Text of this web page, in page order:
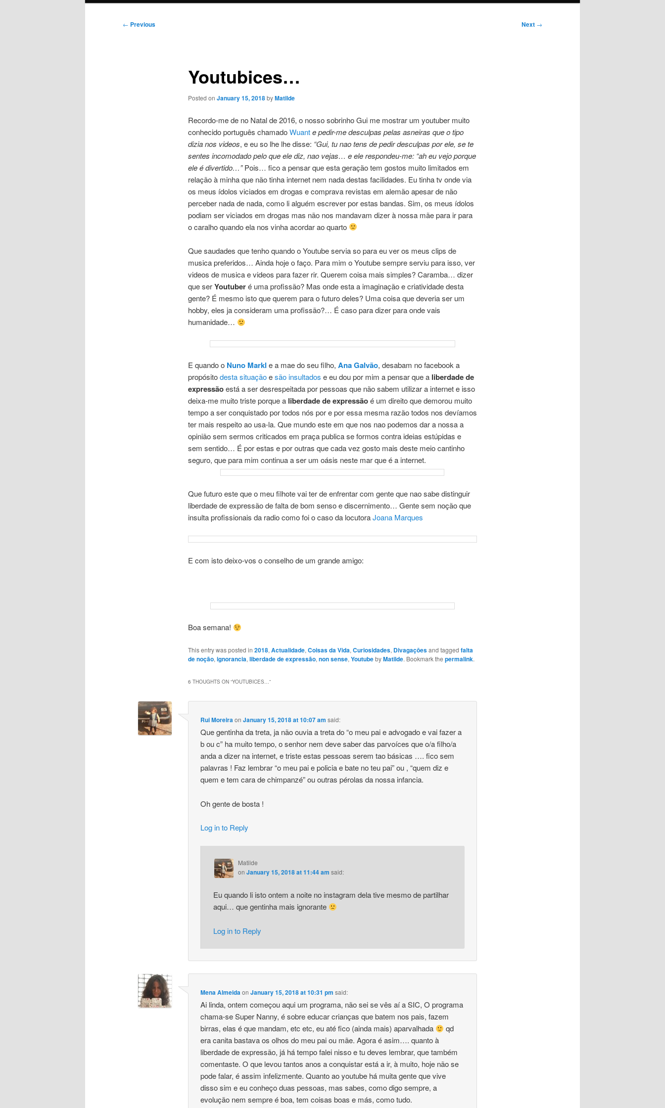
Post
← Previous Next →
Youtubices…
Posted on January 15, 2018byMatilde
Recordo-me de no Natal de 2016, o nosso sobrinho Gui me mostrar um youtuber muito
conhecido português chamadoWuante pedir-me desculpas pelas asneiras que o tipo
dizia nos videos, e eu so lhe lhe disse: “Gui, tu nao tens de pedir desculpas por ele, se te
sentes incomodado pelo que ele diz, nao vejas… e ele respondeu-me: “ah eu vejo porque
ele é divertido…”Pois… fico a pensar que esta geração tem gostos muito limitados em
relação à minha que não tinha internet nem nada destas facilidades. Eu tinha tv onde via
os meus ídolos viciados em drogas e comprava revistas em alemão apesar de não
perceber nada de nada, como li alguém escrever por estas bandas. Sim, os meus ídolos
podiam ser viciados em drogas mas não nos mandavam dizer à nossa mãe para ir para
o caralho quando ela nos vinha acordar ao quarto
Que saudades que tenho quando o Youtube servia so para eu ver os meus clips de
musica preferidos… Ainda hoje o faço. Para mim o Youtube sempre serviu para isso, ver
videos de musica e videos para fazer rir. Querem coisa mais simples? Caramba… dizer
que serYoutuberé uma profissão? Mas onde esta a imaginação e criatividade desta
gente? É mesmo isto que querem para o futuro deles? Uma coisa que deveria ser um
hobby, eles ja consideram uma profissão?… É caso para dizer para onde vais
humanidade…
E quando o Nuno Markl e a mae do seu filho, Ana Galvão, desabam no facebook a
propósitodesta situaçãoesão insultados e eu dou por mim a pensar que aliberdade de
expressãoestá a ser desrespeitada por pessoas que não sabem utilizar a internet e isso
deixa-me muito triste porque a liberdade de expressãoé um direito que demorou muito
tempo a ser conquistado por todos nós por e por essa mesma razão todos nos devíamos
ter mais respeito ao usa-la. Que mundo este em que nos nao podemos dar a nossa a
opinião sem sermos criticados em praça publica se formos contra ideias estúpidas e
sem sentido… É por estas e por outras que cada vez gosto mais deste meio cantinho
seguro, que para mim continua a ser um oásis neste mar que é a internet.
Que futuro este que o meu filhote vai ter de enfrentar com gente que nao sabe distinguir
liberdade de expressão de falta de bom senso e discernimento… Gente sem noção que
insulta profissionais da radio como foi o caso da locutoraJoana Marques
E com isto deixo-vos o conselho de um grande amigo:
Boa semana!
This entry was posted in 2018, Actualidade, Coisas da Vida, Curiosidades, Divagaçōesand tagged falta
de noção, ignorancia, liberdade de expressão, non sense, YoutubebyMatilde. Bookmark the permalink.
6 THOUGHTS ON “YOUTUBICES…”
Rui MoreiraonJanuary 15, 2018 at 10:07 am said:
Que gentinha da treta, ja não ouvia a treta do “o meu pai e advogado e vai fazer a
b ou c” ha muito tempo, o senhor nem deve saber das parvoíces que o/a filho/a
anda a dizer na internet, e triste estas pessoas serem tao básicas …. fico sem
palavras ! Faz lembrar “o meu pai e policia e bate no teu pai” ou , “quem diz e
quem e tem cara de chimpanzé” ou outras pérolas da nossa infancia.
Oh gente de bosta !
Log in to Reply
Matilde
on January 15, 2018 at 11:44 am said:
Eu quando li isto ontem a noite no instagram dela tive mesmo de partilhar
aqui… que gentinha mais ignorante
Log in to Reply
Mena AlmeidaonJanuary 15, 2018 at 10:31 pm said:
Ai linda, ontem começou aqui um programa, não sei se vês aí a SIC, O programa
chama-se Super Nanny, é sobre educar crianças que batem nos pais, fazem
birras, elas é que mandam, etc etc, eu até fico (ainda mais) aparvalhada
qd
era canita bastava os olhos do meu pai ou mãe. Agora é asim…. quanto à
liberdade de expressão, já há tempo falei nisso e tu deves lembrar, que também
comentaste. O que levou tantos anos a conquistar está a ir, à muito, hoje não se
pode falar, é assim infelizmente. Quanto ao youtube há muita gente que vive
disso sim e eu conheço duas pessoas, mas sabes, como digo sempre, a
evolução nem sempre é boa, tem coisas boas e más, como tudo.